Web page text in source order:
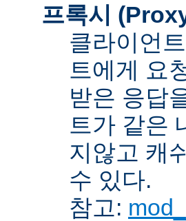
프록시
클라이언
트에게 요
받은 응답
트가 같은
지않고 캐
수 있다.
참고: